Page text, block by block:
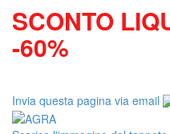
SCONTO
-60%
Invia questa pagina via email